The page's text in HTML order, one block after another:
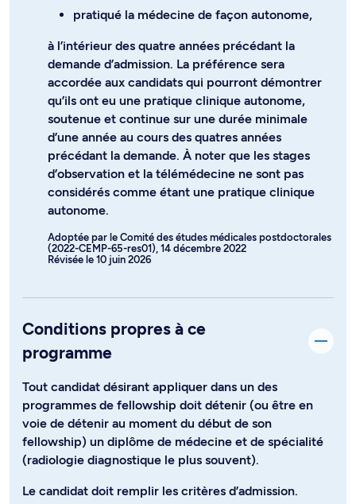
pratiqué la médecine de façon autonome,
à l’intérieur des quatre années précédant la
demande d’admission. La préférence sera
accordée aux candidats qui pourront démontrer
qu’ils ont eu une pratique clinique autonome,
soutenue et continue sur une durée minimale
d’une année au cours des quatres années
précédant la demande. À noter que les stages
d’observation et la télémédecine ne sont pas
considérés comme étant une pratique clinique
autonome.
Adoptée par le Comité des études médicales postdoctorales
(2022-CEMP-65-res01), 14 décembre 2022
Révisée le 10 juin 2026
Conditions propres à ce
programme
Tout candidat désirant appliquer dans un des
programmes de fellowship doit détenir (ou être en
voie de détenir au moment du début de son
fellowship) un diplôme de médecine et de spécialité
(radiologie diagnostique le plus souvent).
Le candidat doit remplir les critères d’admission.